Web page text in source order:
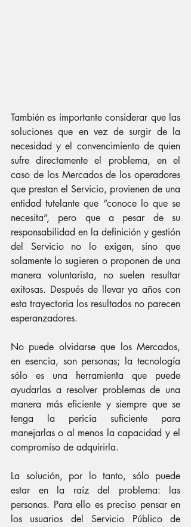
También es importante considerar que las
soluciones que en vez de surgir de la
necesidad y el convencimiento de quien
sufre directamente el problema, en el
caso de los Mercados de los operadores
que prestan el Servicio, provienen de una
entidad tutelante que “conoce lo que se
necesita”, pero que a pesar de su
responsabilidad en la definición y gestión
del Servicio no lo exigen, sino que
solamente lo sugieren o proponen de una
manera voluntarista, no suelen resultar
exitosas. Después de llevar ya años con
esta trayectoria los resultados no parecen
esperanzadores.
No puede olvidarse que los Mercados,
en esencia, son personas; la tecnología
sólo es una herramienta que puede
ayudarlas a resolver problemas de una
manera más eficiente y siempre que se
tenga la pericia suficiente para
manejarlas o al menos la capacidad y el
compromiso de adquirirla.
La solución, por lo tanto, sólo puede
estar en la raíz del problema: las
personas. Para ello es preciso pensar en
los usuarios del Servicio Público de